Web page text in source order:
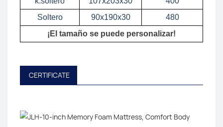
Soltero
90x190x30
480
¡El tamaño se puede personalizar!
CERTIFICATE